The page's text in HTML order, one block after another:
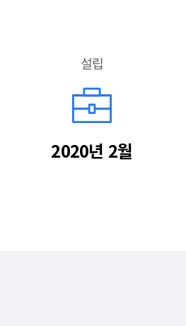
설립
2020년 2월